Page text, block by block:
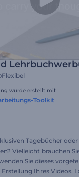
Flexibel
wurde erstellt mit
Toolkit
Tagebücher
Vielleicht brauchen
Sie dieses
Ihres Videos.